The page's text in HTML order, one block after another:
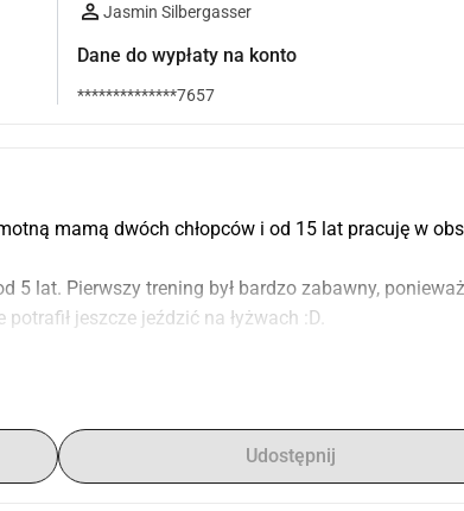
Jasmin Silbergasser
Dane do wypłaty na konto
**************7657
mamą dwóch chłopców i od 15 lat pracuję w
5 lat. Pierwszy trening był bardzo zabawny, ponieważ
jeszcze jeździć na łyżwach :D.
z żadnych obozów... nie, to jego ambicja i wola
chwil związanych z hokejem, co również
Udostępnij